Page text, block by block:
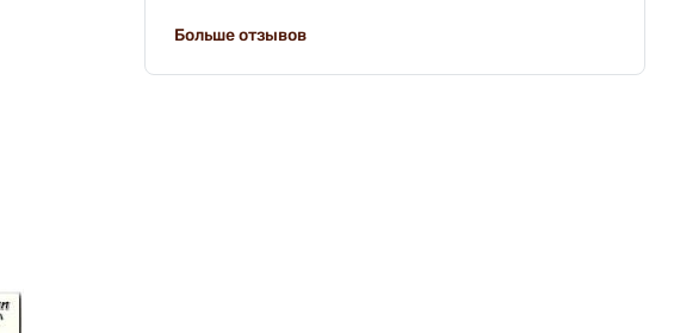
Больше отзывов